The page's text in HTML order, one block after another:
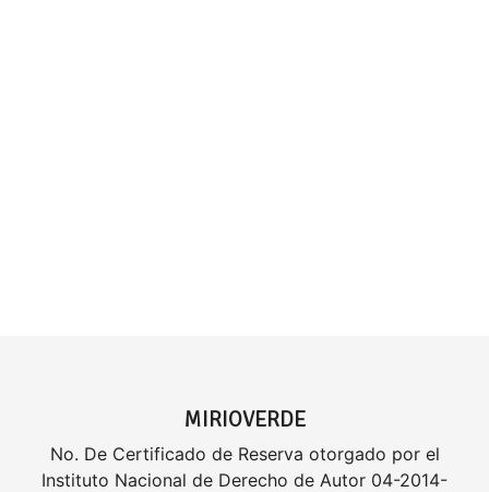
MIRIOVERDE
No. De Certificado de Reserva otorgado por el
Instituto Nacional de Derecho de Autor 04-2014-